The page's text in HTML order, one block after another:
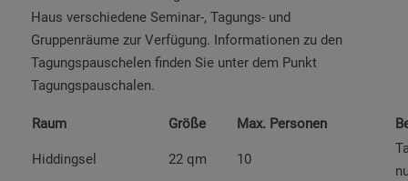
Haus verschiedene Seminar-, Tagungs- und
Gruppenräume zur Verfügung. Informationen zu den
Tagungspauschelen finden Sie unter dem Punkt
Tagungspauschalen.
Raum Größe Max. Personen
Hiddingsel 22 qm 10